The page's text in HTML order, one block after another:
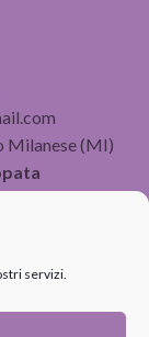
servizi.
Milanese (MI)